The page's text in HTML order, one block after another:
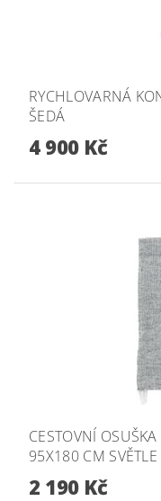
RYCHLOVARNÁ
ŠEDÁ
4 900 Kč
CESTOVNÍ
95X180 CM SVĚTLE
2 190 Kč